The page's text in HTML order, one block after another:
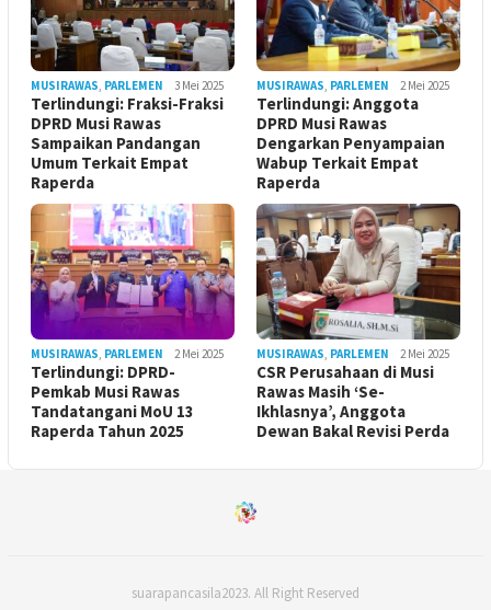
MUSIRAWAS, PARLEMEN 3 Mei 2025
Terlindungi: Fraksi-Fraksi
DPRD Musi Rawas
Sampaikan Pandangan
Umum Terkait Empat
Raperda
MUSIRAWAS, PARLEMEN 2 Mei 2025
Terlindungi: Anggota
DPRD Musi Rawas
Dengarkan Penyampaian
Wabup Terkait Empat
Raperda
MUSIRAWAS, PARLEMEN 2 Mei 2025
Terlindungi: DPRD-
Pemkab Musi Rawas
Tandatangani MoU 13
Raperda Tahun 2025
MUSIRAWAS, PARLEMEN 2 Mei 2025
CSR Perusahaan di Musi
Rawas Masih ‘Se-
Ikhlasnya’, Anggota
Dewan Bakal Revisi Perda ‎
suarapancasila2023. All Right Reserved